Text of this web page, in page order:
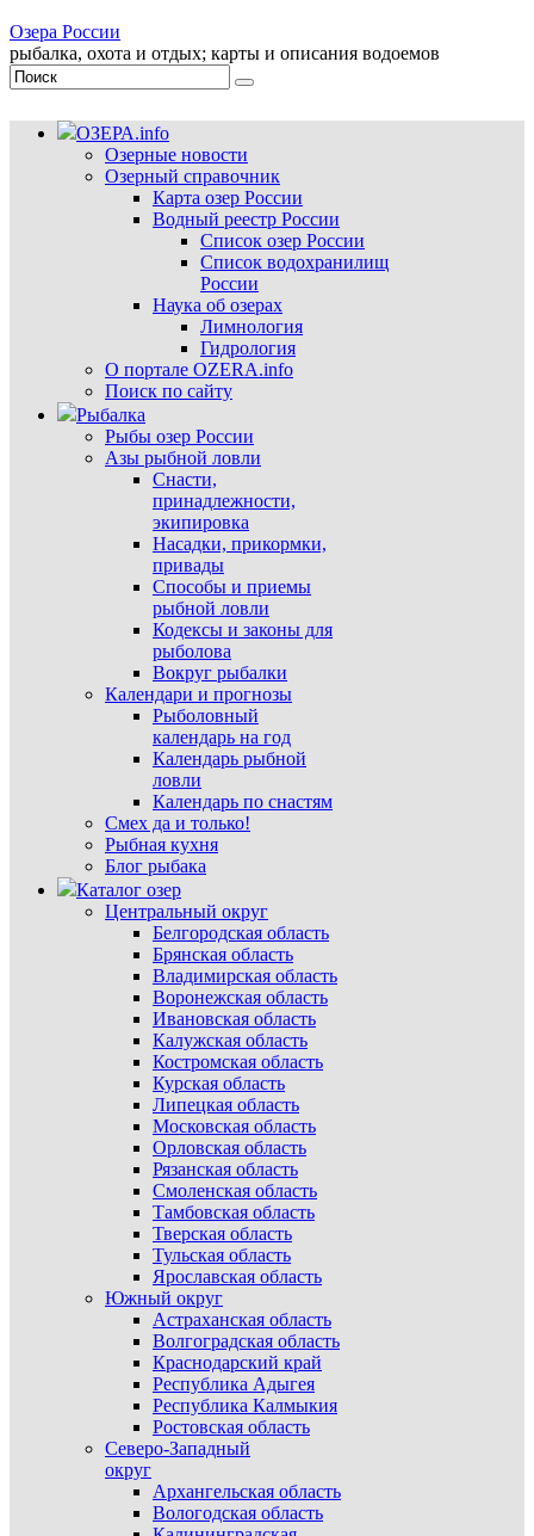
Озера России
рыбалка, охота и отдых; карты и описания водоемов
ОЗЕРА.info
Озерные новости
Озерный справочник
Карта озер России
Водный реестр России
Список озер России
Список водохранилищ
России
Наука об озерах
Лимнология
Гидрология
О портале OZERA.info
Поиск по сайту
Рыбалка
Рыбы озер России
Азы рыбной ловли
Снасти,
принадлежности,
экипировка
Насадки, прикормки,
привады
Способы и приемы
рыбной ловли
Кодексы и законы для
рыболова
Вокруг рыбалки
Календари и прогнозы
Рыболовный
календарь на год
Календарь рыбной
ловли
Календарь по снастям
Смех да и только!
Рыбная кухня
Блог рыбака
Каталог озер
Центральный округ
Белгородская область
Брянская область
Владимирская область
Воронежская область
Ивановская область
Калужская область
Костромская область
Курская область
Липецкая область
Московская область
Орловская область
Рязанская область
Смоленская область
Тамбовская область
Тверская область
Тульская область
Ярославская область
Южный округ
Астраханская область
Волгоградская область
Краснодарский край
Республика Адыгея
Республика Калмыкия
Ростовская область
Северо-Западный
округ
Архангельская область
Вологодская область